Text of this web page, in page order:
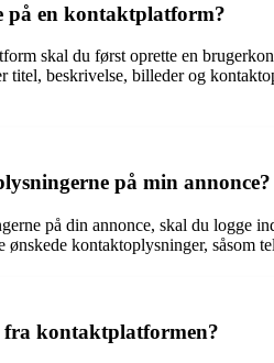
på en kontaktplatform?
skal du først oprette en
titel, beskrivelse, billeder og
på min annonce?
på din annonce, skal du logge
ønskede kontaktoplysninger,
fra kontaktplatformen?